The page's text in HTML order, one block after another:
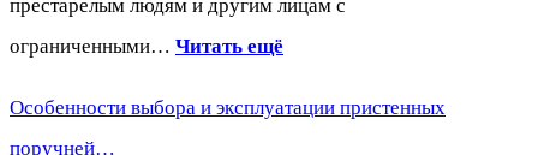
престарелым людям и другим лицам с
ограниченными… Читать ещё
Особенности выбора и эксплуатации пристенных
поручней…